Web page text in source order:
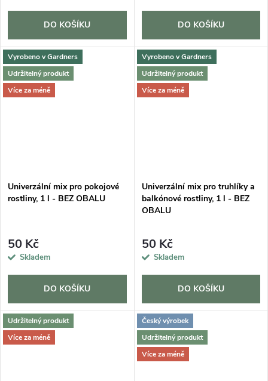
DO KOŠÍKU DO KOŠÍKU
Vyrobeno v Gardners
Udržitelný produkt
Více za méně
Univerzální mix pro pokojové
rostliny, 1 l - BEZ OBALU
50 Kč
Skladem
DO KOŠÍKU
Vyrobeno v Gardners
Udržitelný produkt
Více za méně
Univerzální mix pro truhlíky a
balkónové rostliny, 1 l - BEZ
OBALU
50 Kč
Skladem
DO KOŠÍKU
Udržitelný produkt
Více za méně
Český výrobek
Udržitelný produkt
Více za méně